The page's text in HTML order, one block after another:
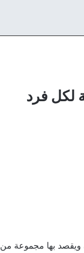
لكل فرد
ويقصد بها مجموعة من